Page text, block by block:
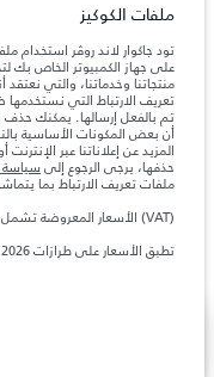
المعلومات والمواصفات والأسعار
آخر، كما أنّها قد تتغير بدون إشعار
والتحقق من الأسعار.
ملاحظة مهمة حول الصور
في مواصفات تصميم السيارات
للغاية، ونتيجة لذلك، قد لا تمثّل
بالكامل بالنسبة إلى الميزات
سيتمكّن من تأكيد أي تقييدات
الأرقام المقدمة هي نتيجة
يتباين استهلك الوقود الفعلي
الأرقام بغرض المقارنة فحسب.
الأسعار تنطبق فقط على الطرازات
ملفات الكوكيز
تود جاكوار لاند روڤر استخدام
على جهاز الكمبيوتر الخاص بك
منتجاتنا وخدماتنا، والتي
تعريف الارتباط التي نستخدمها
تم بالفعل إرسالها. يمكنك حذف
أن بعض المكونات الأساسية
المزيد عن إعلاناتنا عبر
حذفها، يرجى الرجوع إلى
ملفات تعريف الارتباط بما
(VAT) الأسعار المعروضة تشمل ضريبة القيمة المضافة.
تطبق الأسعار على طرازات 2026 فقط.